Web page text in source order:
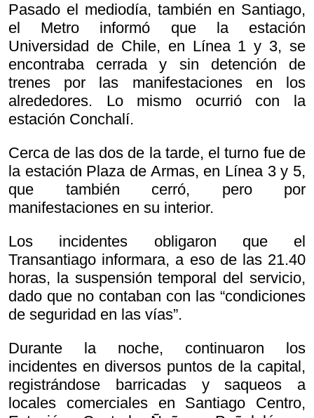
Pasado el mediodía, también en Santiago,
el Metro informó que la estación
Universidad de Chile, en Línea 1 y 3, se
encontraba cerrada y sin detención de
trenes por las manifestaciones en los
alrededores. Lo mismo ocurrió con la
estación Conchalí.
Cerca de las dos de la tarde, el turno fue de
la estación Plaza de Armas, en Línea 3 y 5,
que también cerró, pero por
manifestaciones en su interior.
Los incidentes obligaron que el
Transantiago informara, a eso de las 21.40
horas, la suspensión temporal del servicio,
dado que no contaban con las “condiciones
de seguridad en las vías”.
Durante la noche, continuaron los
incidentes en diversos puntos de la capital,
registrándose barricadas y saqueos a
locales comerciales en Santiago Centro,